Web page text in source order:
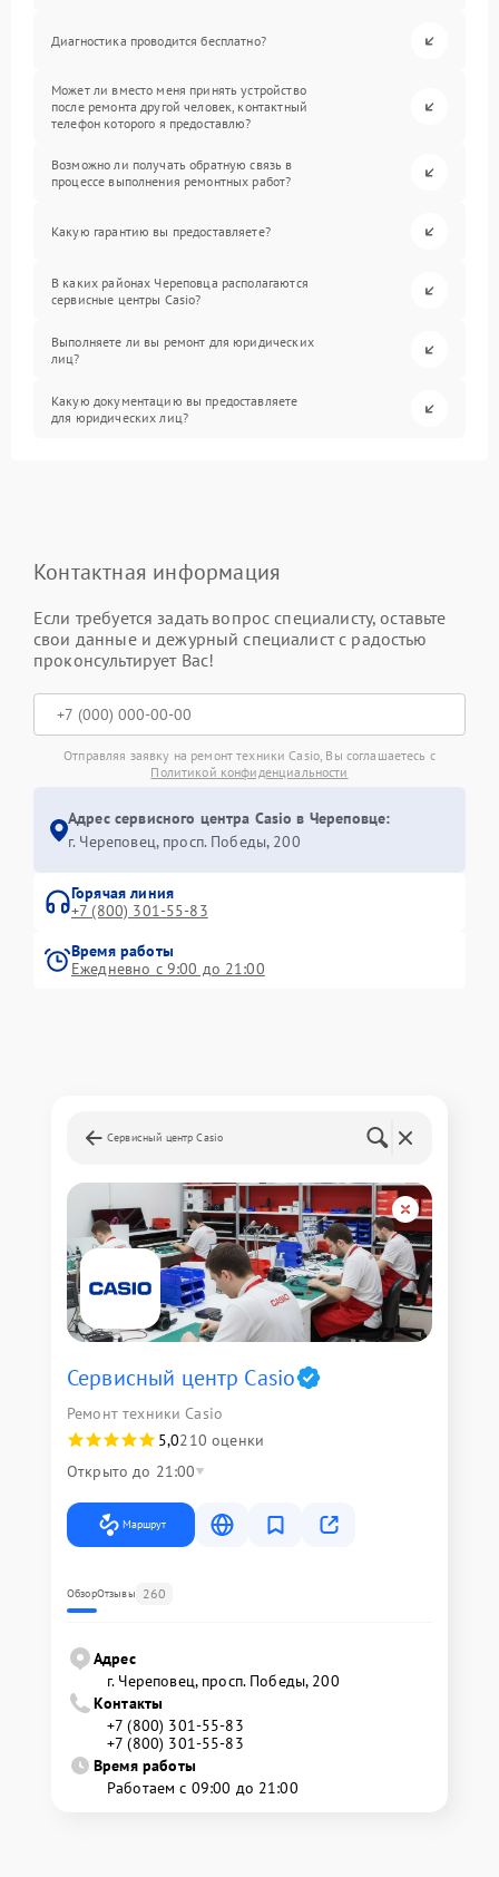
Диагностика проводится бесплатно?
Может ли вместо меня принять устройство
после ремонта другой человек, контактный
телефон которого я предоставлю?
Возможно ли получать обратную связь в
процессе выполнения ремонтных работ?
Какую гарантию вы предоставляете?
В каких районах Череповца располагаются
сервисные центры Casio?
Выполняете ли вы ремонт для юридических
лиц?
Какую документацию вы предоставляете
для юридических лиц?
Контактная информация
Если требуется задать вопрос специалисту, оставьте
свои данные и дежурный специалист с радостью
проконсультирует Вас!
Отправляя заявку на ремонт техники Casio, Вы соглашаетесь с
Политикой конфиденциальности
Адрес сервисного центра Casio в Череповце:
г. Череповец, просп. Победы, 200
Горячая линия
+7 (800) 301-55-83
Время работы
Ежедневно с 9:00 до 21:00
Сервисный центр Casio
Сервисный центр Casio
Ремонт техники Casio
5,0210 оценки
Открыто до 21:00
Маршрут
ОбзорОтзывы 260
Адрес
г. Череповец, просп. Победы, 200
Контакты
+7 (800) 301-55-83
+7 (800) 301-55-83
Время работы
Работаем с 09:00 до 21:00